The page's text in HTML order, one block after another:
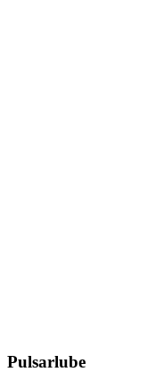
Pulsarlube